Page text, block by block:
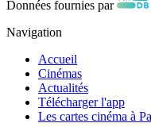
Données fournies par
Navigation
Accueil
Cinémas
Actualités
Télécharger l'app
Les cartes cinéma à